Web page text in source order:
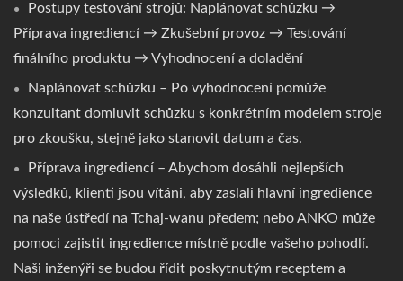
Postupy testování strojů: Naplánovat schůzku →
Příprava ingrediencí → Zkušební provoz → Testování
finálního produktu → Vyhodnocení a doladění
Naplánovat schůzku – Po vyhodnocení pomůže
konzultant domluvit schůzku s konkrétním modelem stroje
pro zkoušku, stejně jako stanovit datum a čas.
Příprava ingrediencí – Abychom dosáhli nejlepších
výsledků, klienti jsou vítáni, aby zaslali hlavní ingredience
na naše ústředí na Tchaj-wanu předem; nebo ANKO může
pomoci zajistit ingredience místně podle vašeho pohodlí.
Naši inženýři se budou řídit poskytnutým receptem a